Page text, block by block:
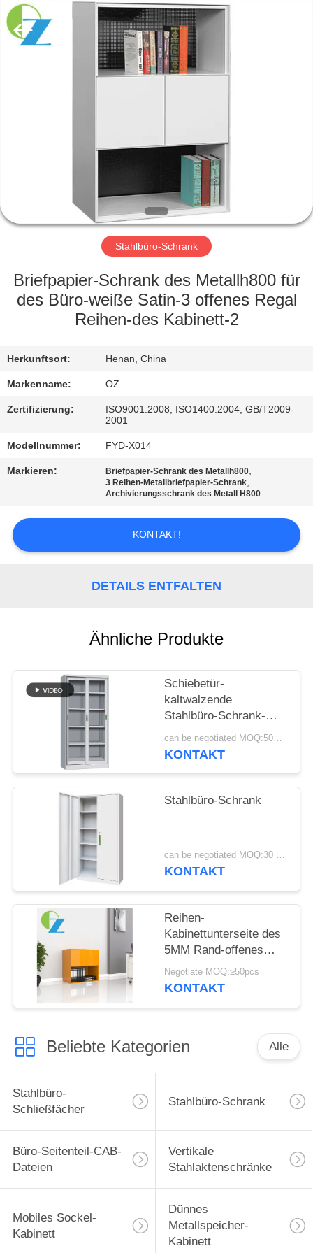
FABRIK-
QUALITÄTSKONTROLLE
SIE
MIT
UNS
VERBINDUNG
NACHRICHTEN
FORDERN
PRIVACY
POLICY
Ouzheng
Trading
Co.
Ltd.
Rights
Stahlbüro-Schrank
Briefpapier-Schrank des Metallh800 für
des Büro-weiße Satin-3 offenes Regal
Reihen-des Kabinett-2
Herkunftsort: Henan, China
Markenname: OZ
Zertifizierung:
ISO9001:2008, ISO1400:2004, GB/T2009-
2001
Modellnummer: FYD-X014
Markieren: Briefpapier-Schrank des Metallh800,
3 Reihen-Metallbriefpapier-Schrank,
Archivierungsschrank des Metall H800
KONTAKT!
DETAILS ENTFALTEN
Ähnliche Produkte
Schiebetür-
kaltwalzende
Stahlbüro-Schrank-
Hersteller
can be negotiated MOQ:50PCS
KONTAKT
Stahlbüro-Schrank
can be negotiated MOQ:30 Stück
KONTAKT
Reihen-
Kabinettunterseite des
5MM Rand-offenes
Regal-Stahlbüro-
Schrank-weiße Fleck-2
Negotiate MOQ:≥50pcs
KONTAKT
Beliebte Kategorien Alle
Stahlbüro-
Schließfächer
Stahlbüro-Schrank
Büro-Seitenteil-CAB-
Dateien
Vertikale
Stahlaktenschränke
Mobiles Sockel-
Kabinett
Dünnes
Metallspeicher-
Kabinett